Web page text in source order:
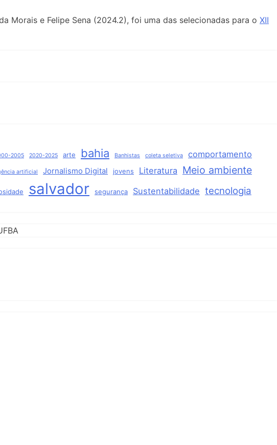
Morais e Felipe Sena (2024.2), foi uma das selecionadas para o XII
2005 2020-2025 arte bahia Banhistas coleta seletiva comportamento
artificial Jornalismo Digital jovens Literatura Meio ambiente
salvador segurança Sustentabilidade tecnologia